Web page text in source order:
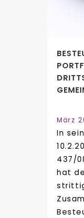
März
In
437/
hat